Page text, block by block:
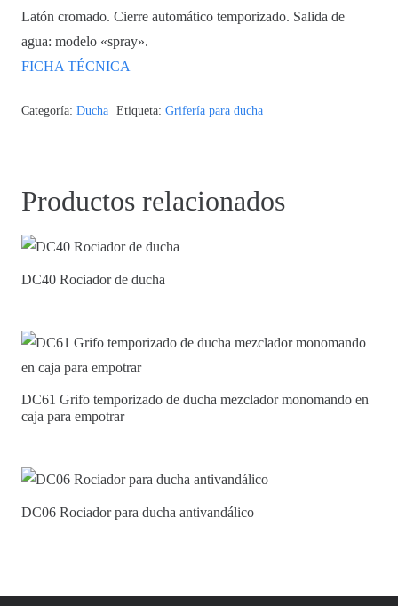
Latón cromado. Cierre automático temporizado. Salida de
agua: modelo «spray».
FICHA TÉCNICA
Categoría: Ducha Etiqueta: Grifería para ducha
Productos relacionados
DC40 Rociador de ducha
DC61 Grifo temporizado de ducha mezclador monomando en
caja para empotrar
DC06 Rociador para ducha antivandálico